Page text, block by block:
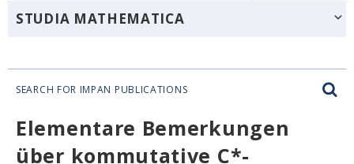
STUDIA MATHEMATICA
SEARCH FOR IMPAN PUBLICATIONS
Elementare Bemerkungen
über kommutative C*-